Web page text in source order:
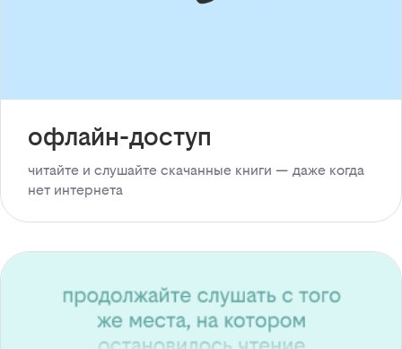
офлайн-доступ
читайте и слушайте скачанные книги — даже когда
нет интернета